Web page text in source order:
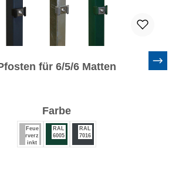
für 6/5/6 Matten
Farbeauswählen
Feue
rverz
inkt
RAL
6005
RAL
7016